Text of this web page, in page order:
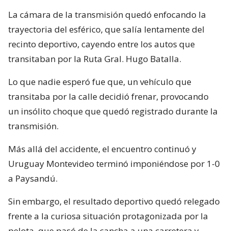
La cámara de la transmisión quedó enfocando la
trayectoria del esférico, que salía lentamente del
recinto deportivo, cayendo entre los autos que
transitaban por la Ruta Gral. Hugo Batalla.
Lo que nadie esperó fue que, un vehículo que
transitaba por la calle decidió frenar, provocando
un insólito choque que quedó registrado durante la
transmisión.
Más allá del accidente, el encuentro continuó y
Uruguay Montevideo terminó imponiéndose por 1-0
a Paysandú.
Sin embargo, el resultado deportivo quedó relegado
frente a la curiosa situación protagonizada por la